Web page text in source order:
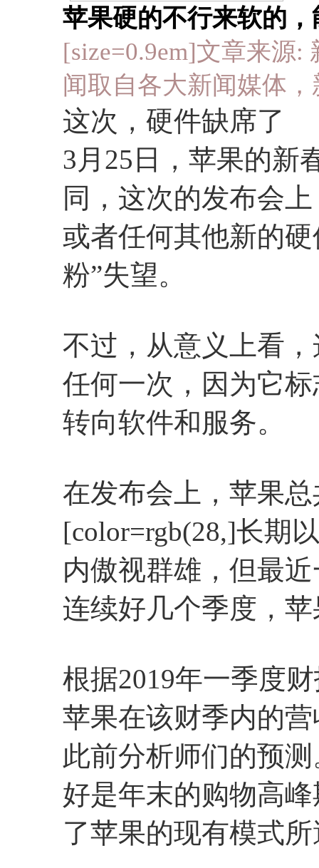
苹果硬的不行来软的
[size=0.9em]文章来源:
闻取自各大新闻媒体
这次，硬件缺席了
3月25日，苹果的新
同，这次的发布会
或者任何其他新的
粉”失望。
不过，从意义上看
任何一次，因为它
转向软件和服务。
在发布会上，苹果
[color=rgb(28,]长期
内傲视群雄，但最
连续好几个季度，
根据2019年一季度
苹果在该财季内的
此前分析师们的预
好是年末的购物高
了苹果的现有模式